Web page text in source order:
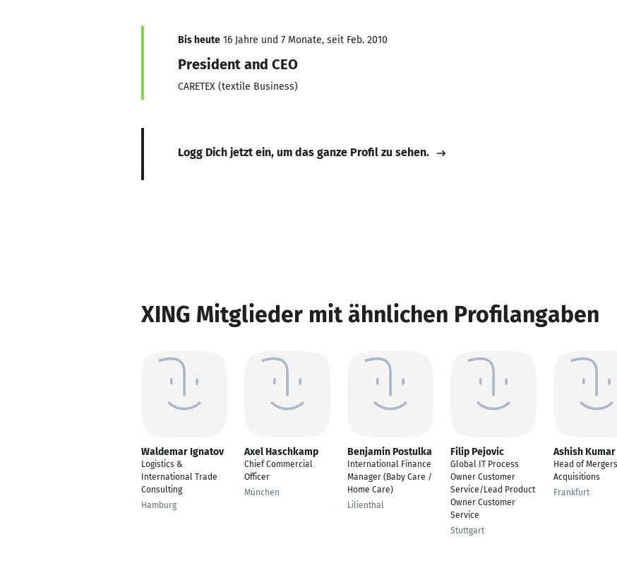
Bis heute 16 Jahre und 7 Monate, seit Feb. 2010
President and CEO
CARETEX (textile Business)
Logg Dich jetzt ein, um das ganze Profil zu sehen.
XING Mitglieder mit ähnlichen Profilangaben
Waldemar Ignatov
Logistics &
International Trade
Consulting
Hamburg
Axel Haschkamp
Chief Commercial
Officer
München
Benjamin Postulka
International Finance
Manager (Baby Care /
Home Care)
Lilienthal
Filip Pejovic
Global IT Process
Owner Customer
Service/Lead Product
Owner Customer
Service
Stuttgart
Ashish Kumar
Head of
Acquisitions
Frankfurt